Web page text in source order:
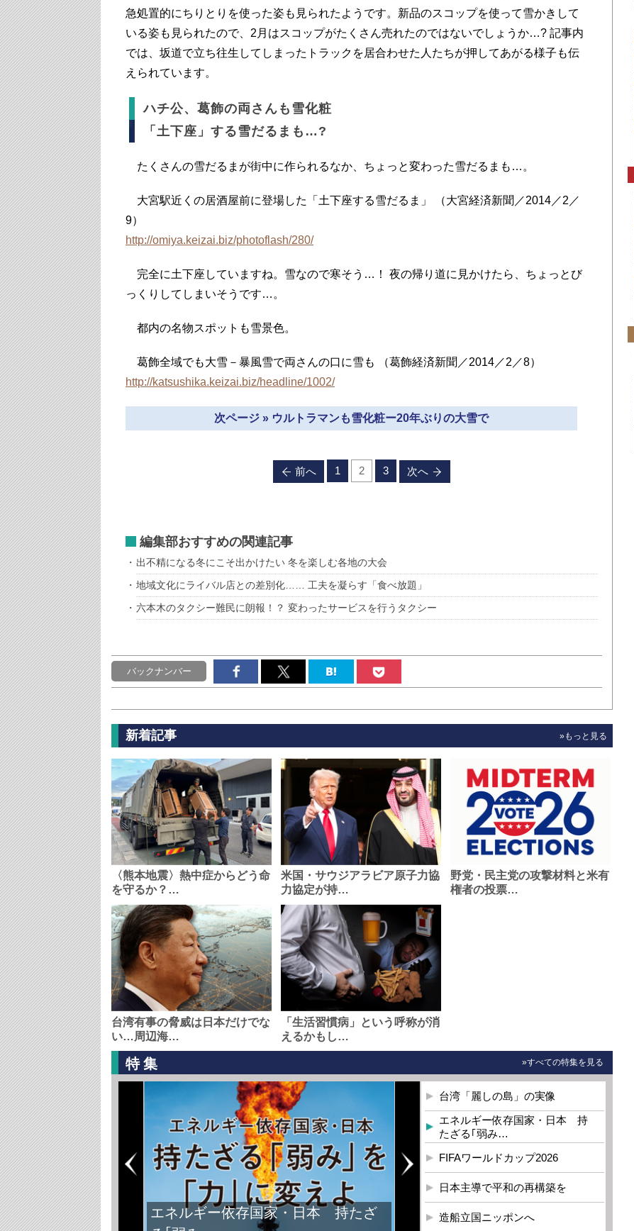
急処置的にちりとりを使った姿も見られたようです。新品のスコップを使って雪かきして
いる姿も見られたので、2月はスコップがたくさん売れたのではないでしょうか…? 記事内
では、坂道で立ち往生してしまったトラックを居合わせた人たちが押してあがる様子も伝
えられています。
ハチ公、葛飾の両さんも雪化粧
「土下座」する雪だるまも…?
たくさんの雪だるまが街中に作られるなか、ちょっと変わった雪だるまも…。
大宮駅近くの居酒屋前に登場した「土下座する雪だるま」 （大宮経済新聞／2014／2／
9）
http://omiya.keizai.biz/photoflash/280/
完全に土下座していますね。雪なので寒そう…！ 夜の帰り道に見かけたら、ちょっとび
っくりしてしまいそうです…。
都内の名物スポットも雪景色。
葛飾全域でも大雪－暴風雪で両さんの口に雪も （葛飾経済新聞／2014／2／8）
http://katsushika.keizai.biz/headline/1002/
次ページ » ウルトラマンも雪化粧ー20年ぶりの大雪で
前へ 1 2 3 次へ
編集部おすすめの関連記事
出不精になる冬にこそ出かけたい 冬を楽しむ各地の大会
地域文化にライバル店との差別化…… 工夫を凝らす「食べ放題」
六本木のタクシー難民に朗報！？ 変わったサービスを行うタクシー
バックナンバー
新着記事 »もっと見る
〈熊本地震〉熱中症からどう命
を守るか？…
米国・サウジアラビア原子力協
力協定が持…
野党・民主党の攻撃材料と米有
権者の投票…
台湾有事の脅威は日本だけでな
い…周辺海…
「生活習慣病」という呼称が消
えるかもし…
特集 »すべての特集を見る
エネルギー依存国家・日本 持たざ
台湾「麗しの島」の実像
エネルギー依存国家・日本 持
たざる｢弱み…
FIFAワールドカップ2026
日本主導で平和の再構築を
造船立国ニッポンへ